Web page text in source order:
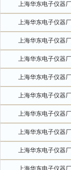
上海华东电子仪器
上海华东电子仪器
上海华东电子仪器
上海华东电子仪器
上海华东电子仪器
上海华东电子仪器
上海华东电子仪器
上海华东电子仪器
上海华东电子仪器
上海华东电子仪器